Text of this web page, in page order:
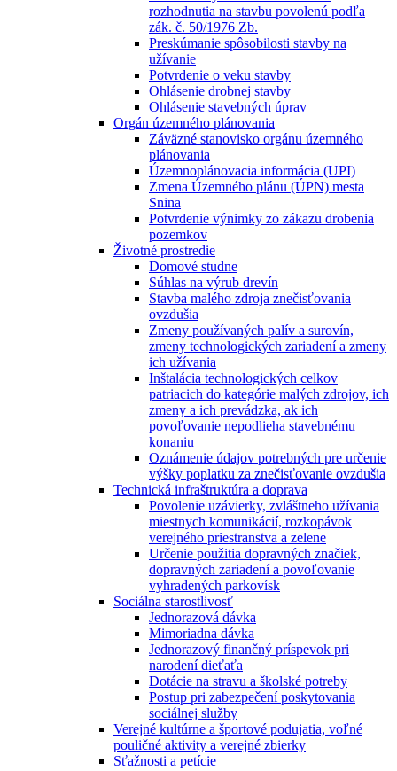
rozhodnutia na stavbu povolenú podľa
zák. č. 50/1976 Zb.
Preskúmanie spôsobilosti stavby na
užívanie
Potvrdenie o veku stavby
Ohlásenie drobnej stavby
Ohlásenie stavebných úprav
Orgán územného plánovania
Záväzné stanovisko orgánu územného
plánovania
Územnoplánovacia informácia (UPI)
Zmena Územného plánu (ÚPN) mesta
Snina
Potvrdenie výnimky zo zákazu drobenia
pozemkov
Životné prostredie
Domové studne
Súhlas na výrub drevín
Stavba malého zdroja znečisťovania
ovzdušia
Zmeny používaných palív a surovín,
zmeny technologických zariadení a zmeny
ich užívania
Inštalácia technologických celkov
patriacich do kategórie malých zdrojov, ich
zmeny a ich prevádzka, ak ich
povoľovanie nepodlieha stavebnému
konaniu
Oznámenie údajov potrebných pre určenie
výšky poplatku za znečisťovanie ovzdušia
Technická infraštruktúra a doprava
Povolenie uzávierky, zvláštneho užívania
miestnych komunikácií, rozkopávok
verejného priestranstva a zelene
Určenie použitia dopravných značiek,
dopravných zariadení a povoľovanie
vyhradených parkovísk
Sociálna starostlivosť
Jednorazová dávka
Mimoriadna dávka
Jednorazový finančný príspevok pri
narodení dieťaťa
Dotácie na stravu a školské potreby
Postup pri zabezpečení poskytovania
sociálnej služby
Verejné kultúrne a športové podujatia, voľné
pouličné aktivity a verejné zbierky
Sťažnosti a petície